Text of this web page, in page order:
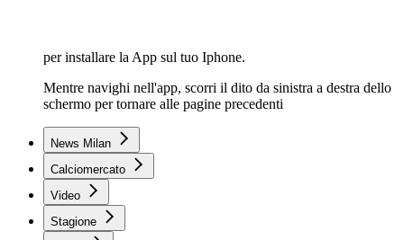
per installare la App sul tuo Iphone.
Mentre navighi nell'app, scorri il dito da sinistra a destra dello
schermo per tornare alle pagine precedenti
News Milan
Calciomercato
Video
Stagione